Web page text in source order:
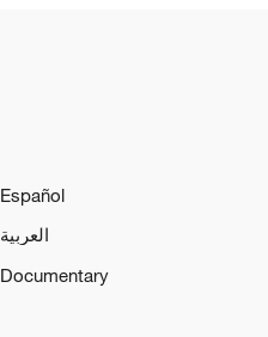
Español
العربية
Documentary